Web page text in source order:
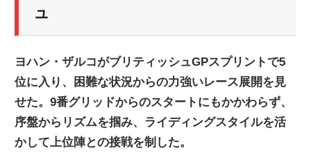
ュ
ー
ュ
ヨハン・ザルコがブリティッシュGPスプリントで5
位に入り、困難な状況からの力強いレース展開を見
せた。9番グリッドからのスタートにもかかわらず、
序盤からリズムを掴み、ライディングスタイルを活
かして上位陣との接戦を制した。